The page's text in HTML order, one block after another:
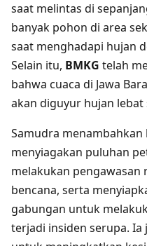
saat melintas di
banyak pohon di area
saat menghadapi hujan
Selain itu, BMKG telah
bahwa cuaca di Jawa
akan diguyur hujan
Samudra
menyiagakan puluhan
melakukan pengawasan
bencana, serta
gabungan untuk
terjadi insiden serupa.